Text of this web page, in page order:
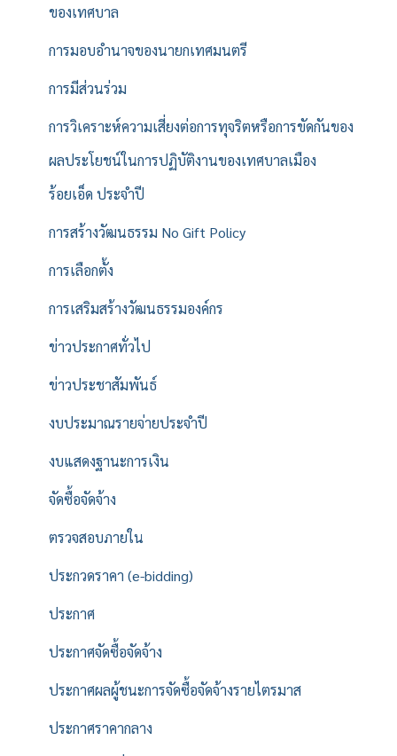
ของเทศบาล
การมอบอำนาจของนายกเทศมนตรี
การมีส่วนร่วม
การวิเคราะห์ความเสี่ยงต่อการทุจริตหรือการขัดกันของ
ผลประโยชน์ในการปฏิบัติงานของเทศบาลเมือง
ร้อยเอ็ด ประจำปี
การสร้างวัฒนธรรม No Gift Policy
การเลือกตั้ง
การเสริมสร้างวัฒนธรรมองค์กร
ข่าวประกาศทั่วไป
ข่าวประชาสัมพันธ์
งบประมาณรายจ่ายประจำปี
งบแสดงฐานะการเงิน
จัดซื้อจัดจ้าง
ตรวจสอบภายใน
ประกวดราคา (e-bidding)
ประกาศ
ประกาศจัดซื้อจัดจ้าง
ประกาศผลผู้ชนะการจัดซื้อจัดจ้างรายไตรมาส
ประกาศราคากลาง